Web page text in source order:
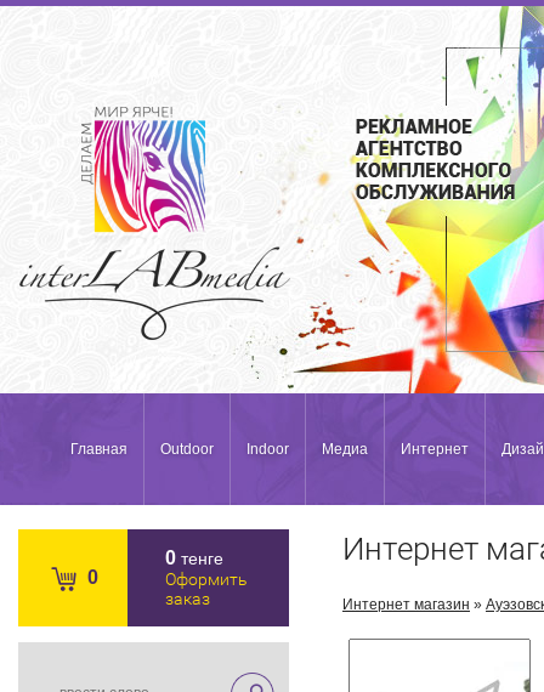
Главная Outdoor Indoor Медиа Интернет
0
0 тенге
Оформить
заказ
Интернет
Интернет магазин »